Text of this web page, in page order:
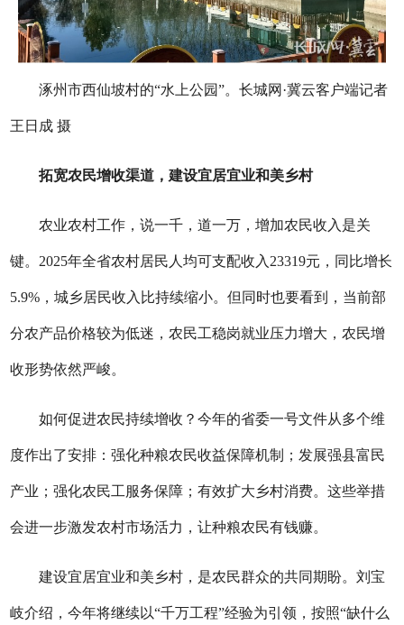
涿州市西仙坡村的“水上公园”。长城网·冀云客户端记者
王日成 摄
拓宽农民增收渠道，建设宜居宜业和美乡村
农业农村工作，说一千，道一万，增加农民收入是关
键。2025年全省农村居民人均可支配收入23319元，同比增长
5.9%，城乡居民收入比持续缩小。但同时也要看到，当前部
分农产品价格较为低迷，农民工稳岗就业压力增大，农民增
收形势依然严峻。
如何促进农民持续增收？今年的省委一号文件从多个维
度作出了安排：强化种粮农民收益保障机制；发展强县富民
产业；强化农民工服务保障；有效扩大乡村消费。这些举措
会进一步激发农村市场活力，让种粮农民有钱赚。
建设宜居宜业和美乡村，是农民群众的共同期盼。刘宝
岐介绍，今年将继续以“千万工程”经验为引领，按照“缺什么